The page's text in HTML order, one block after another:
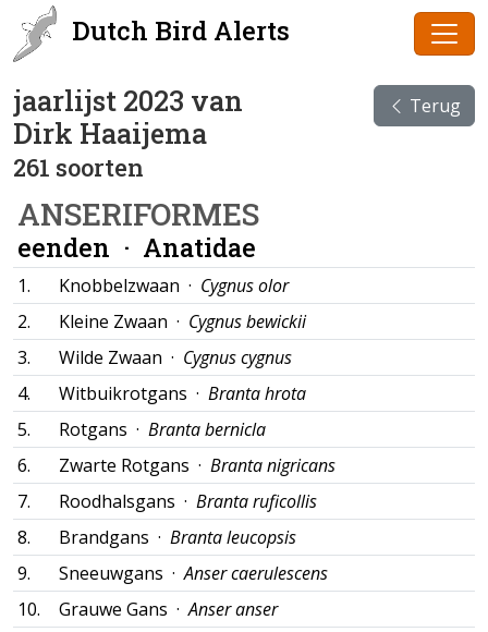
Dutch Bird Alerts
jaarlijst 2023 van
Dirk Haaijema
261 soorten
Terug
ANSERIFORMES
eenden · Anatidae
1. Knobbelzwaan · Cygnus olor
2.
Kleine Zwaan · Cygnus bewickii
3.
Wilde Zwaan · Cygnus cygnus
4.
Witbuikrotgans · Branta hrota
5.
Rotgans · Branta bernicla
6.
Zwarte Rotgans · Branta nigricans
7.
Roodhalsgans · Branta ruficollis
8.
Brandgans · Branta leucopsis
9.
Sneeuwgans ·Anser caerulescens
10.
Grauwe Gans ·Anser anser